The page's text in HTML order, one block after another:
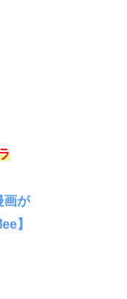
画が
】